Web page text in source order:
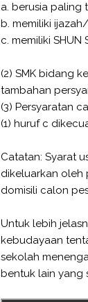
a. berusia paling
b. memiliki
c. memiliki
(2) SMK bidang
tambahan
(3) Persyaratan
(1) huruf c
Catatan: Syarat
dikeluarkan oleh
domisili calon
Untuk lebih
kebudayaan
sekolah
bentuk lain yang